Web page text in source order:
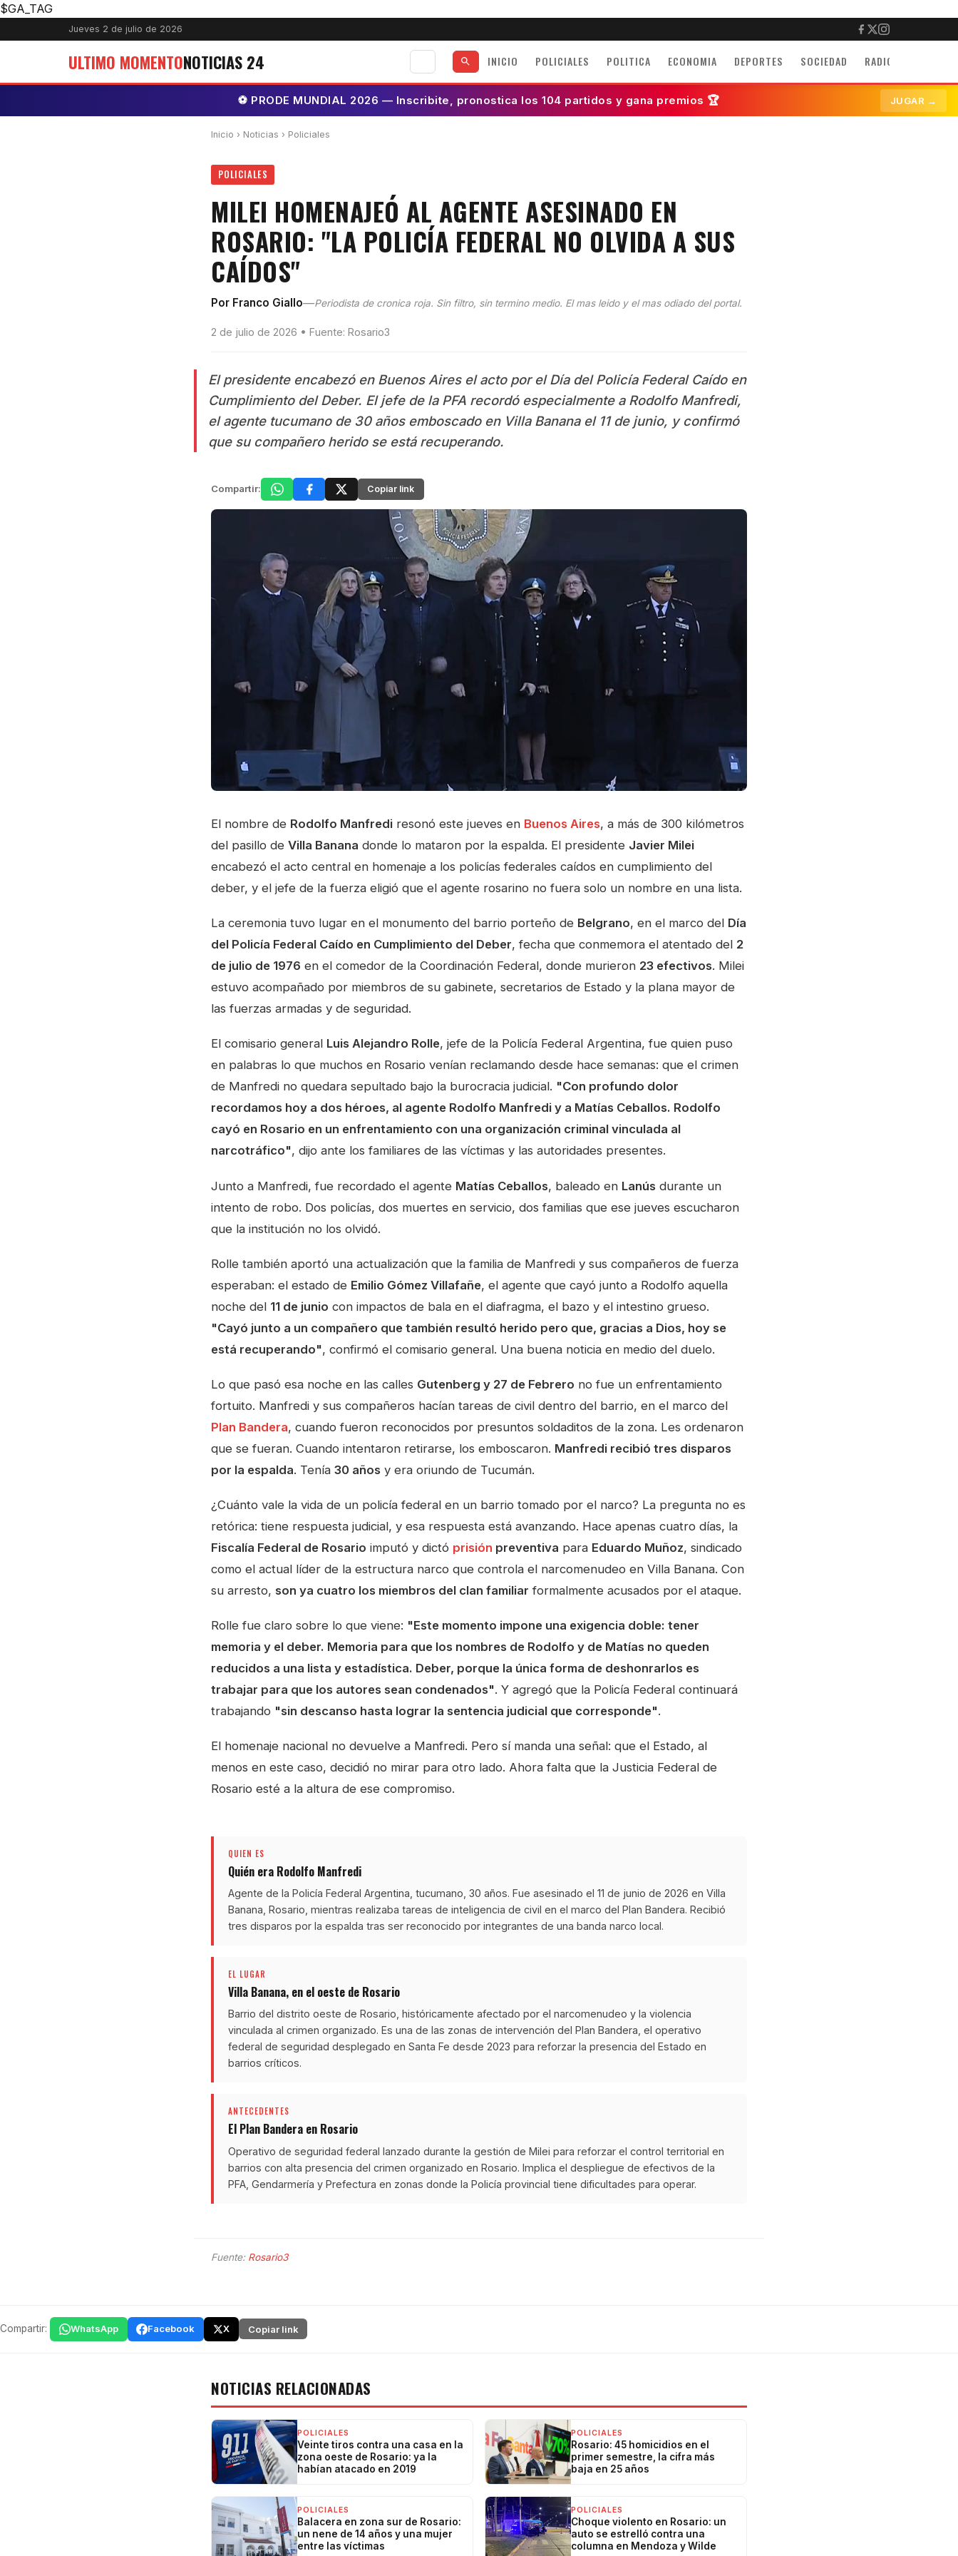
$GA_TAG
Jueves 2 de julio de 2026
ULTIMO MOMENTONOTICIAS 24 INICIO POLICIALES POLITICA ECONOMIA DEPORTES SOCIEDAD RADIO
⚽ PRODE MUNDIAL 2026 — Inscribite, pronostica los 104 partidos y gana premios 🏆 JUGAR →
Inicio › Noticias › Policiales
POLICIALES
MILEI HOMENAJEÓ AL AGENTE ASESINADO EN
ROSARIO: "LA POLICÍA FEDERAL NO OLVIDA A SUS
CAÍDOS"
Por Franco Giallo—Periodista de cronica roja. Sin filtro, sin termino medio. El mas leido y el mas odiado del portal.
2 de julio de 2026 • Fuente: Rosario3
El presidente encabezó en Buenos Aires el acto por el Día del Policía Federal Caído en
Cumplimiento del Deber. El jefe de la PFA recordó especialmente a Rodolfo Manfredi,
el agente tucumano de 30 años emboscado en Villa Banana el 11 de junio, y confirmó
que su compañero herido se está recuperando.
Compartir: Copiar link
El nombre de Rodolfo Manfredi resonó este jueves en Buenos Aires, a más de 300 kilómetros
del pasillo de Villa Banana donde lo mataron por la espalda. El presidente Javier Milei
encabezó el acto central en homenaje a los policías federales caídos en cumplimiento del
deber, y el jefe de la fuerza eligió que el agente rosarino no fuera solo un nombre en una lista.
La ceremonia tuvo lugar en el monumento del barrio porteño de Belgrano, en el marco del Día
del Policía Federal Caído en Cumplimiento del Deber, fecha que conmemora el atentado del 2
de julio de 1976 en el comedor de la Coordinación Federal, donde murieron 23 efectivos. Milei
estuvo acompañado por miembros de su gabinete, secretarios de Estado y la plana mayor de
las fuerzas armadas y de seguridad.
El comisario general Luis Alejandro Rolle, jefe de la Policía Federal Argentina, fue quien puso
en palabras lo que muchos en Rosario venían reclamando desde hace semanas: que el crimen
de Manfredi no quedara sepultado bajo la burocracia judicial. "Con profundo dolor
recordamos hoy a dos héroes, al agente Rodolfo Manfredi y a Matías Ceballos. Rodolfo
cayó en Rosario en un enfrentamiento con una organización criminal vinculada al
narcotráfico", dijo ante los familiares de las víctimas y las autoridades presentes.
Junto a Manfredi, fue recordado el agente Matías Ceballos, baleado en Lanús durante un
intento de robo. Dos policías, dos muertes en servicio, dos familias que ese jueves escucharon
que la institución no los olvidó.
Rolle también aportó una actualización que la familia de Manfredi y sus compañeros de fuerza
esperaban: el estado de Emilio Gómez Villafañe, el agente que cayó junto a Rodolfo aquella
noche del 11 de junio con impactos de bala en el diafragma, el bazo y el intestino grueso.
"Cayó junto a un compañero que también resultó herido pero que, gracias a Dios, hoy se
está recuperando", confirmó el comisario general. Una buena noticia en medio del duelo.
Lo que pasó esa noche en las calles Gutenberg y 27 de Febrero no fue un enfrentamiento
fortuito. Manfredi y sus compañeros hacían tareas de civil dentro del barrio, en el marco del
Plan Bandera, cuando fueron reconocidos por presuntos soldaditos de la zona. Les ordenaron
que se fueran. Cuando intentaron retirarse, los emboscaron. Manfredi recibió tres disparos
por la espalda. Tenía 30 años y era oriundo de Tucumán.
¿Cuánto vale la vida de un policía federal en un barrio tomado por el narco? La pregunta no es
retórica: tiene respuesta judicial, y esa respuesta está avanzando. Hace apenas cuatro días, la
Fiscalía Federal de Rosario imputó y dictó prisión preventiva para Eduardo Muñoz, sindicado
como el actual líder de la estructura narco que controla el narcomenudeo en Villa Banana. Con
su arresto, son ya cuatro los miembros del clan familiar formalmente acusados por el ataque.
Rolle fue claro sobre lo que viene: "Este momento impone una exigencia doble: tener
memoria y el deber. Memoria para que los nombres de Rodolfo y de Matías no queden
reducidos a una lista y estadística. Deber, porque la única forma de deshonrarlos es
trabajar para que los autores sean condenados". Y agregó que la Policía Federal continuará
trabajando "sin descanso hasta lograr la sentencia judicial que corresponde".
El homenaje nacional no devuelve a Manfredi. Pero sí manda una señal: que el Estado, al
menos en este caso, decidió no mirar para otro lado. Ahora falta que la Justicia Federal de
Rosario esté a la altura de ese compromiso.
QUIEN ES
Quién era Rodolfo Manfredi
Agente de la Policía Federal Argentina, tucumano, 30 años. Fue asesinado el 11 de junio de 2026 en Villa
Banana, Rosario, mientras realizaba tareas de inteligencia de civil en el marco del Plan Bandera. Recibió
tres disparos por la espalda tras ser reconocido por integrantes de una banda narco local.
EL LUGAR
Villa Banana, en el oeste de Rosario
Barrio del distrito oeste de Rosario, históricamente afectado por el narcomenudeo y la violencia
vinculada al crimen organizado. Es una de las zonas de intervención del Plan Bandera, el operativo
federal de seguridad desplegado en Santa Fe desde 2023 para reforzar la presencia del Estado en
barrios críticos.
ANTECEDENTES
El Plan Bandera en Rosario
Operativo de seguridad federal lanzado durante la gestión de Milei para reforzar el control territorial en
barrios con alta presencia del crimen organizado en Rosario. Implica el despliegue de efectivos de la
PFA, Gendarmería y Prefectura en zonas donde la Policía provincial tiene dificultades para operar.
Fuente: Rosario3
Compartir: WhatsApp Facebook X Copiar link
NOTICIAS RELACIONADAS
POLICIALES
Veinte tiros contra una casa en la
zona oeste de Rosario: ya la
habían atacado en 2019
POLICIALES
Rosario: 45 homicidios en el
primer semestre, la cifra más
baja en 25 años
POLICIALES
Balacera en zona sur de Rosario:
un nene de 14 años y una mujer
entre las víctimas
POLICIALES
Choque violento en Rosario: un
auto se estrelló contra una
columna en Mendoza y Wilde